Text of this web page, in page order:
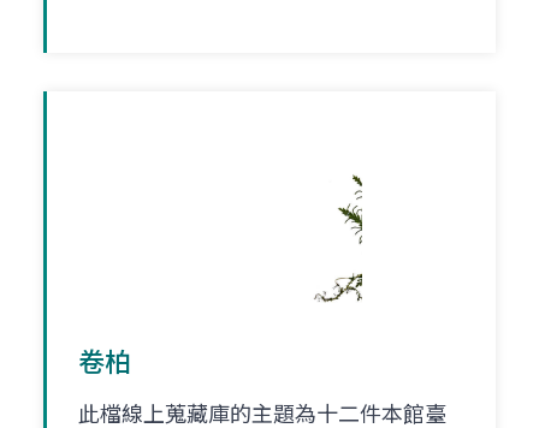
卷柏
此檔線上蒐藏庫的主題為十二件本館臺